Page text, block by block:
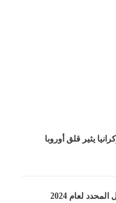
يثير قلق أوروبا
لعام 2024